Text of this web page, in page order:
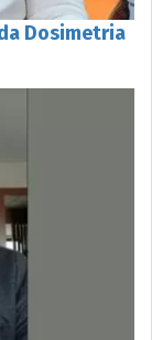
Dosimetria